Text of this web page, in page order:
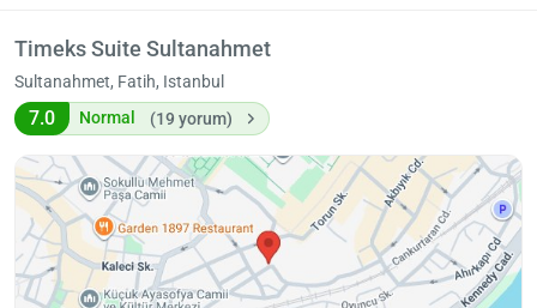
Timeks Suite Sultanahmet
Sultanahmet, Fatih, Istanbul
7.0 Normal (19 yorum)